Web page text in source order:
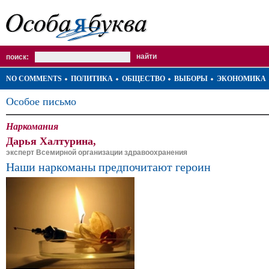
поиск:
NO COMMENTS ПОЛИТИКА ОБЩЕСТВО ВЫБОРЫ ЭКОНОМИКА
Особое письмо
Наркомания
Дарья Халтурина,
эксперт Всемирной организации здравоохранения
Наши наркоманы предпочитают героин